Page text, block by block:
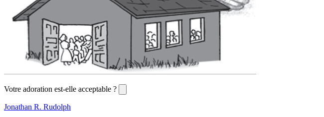
Votre adoration est-elle acceptable ?
Jonathan R. Rudolph